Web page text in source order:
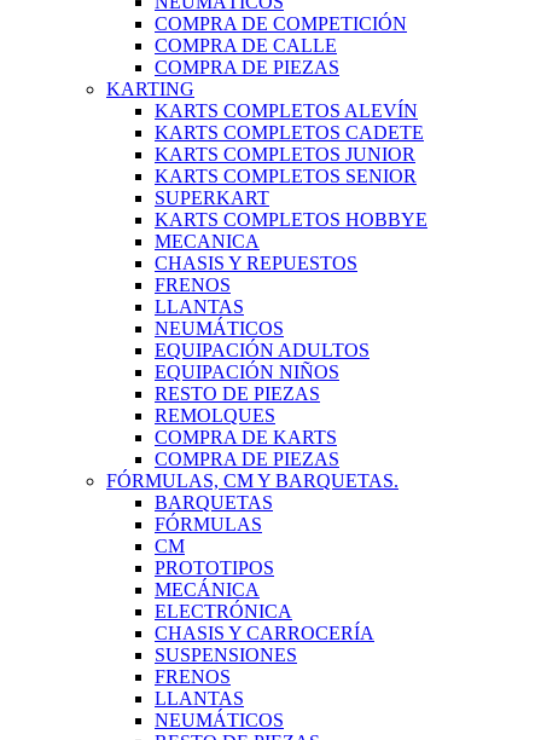
COMPRA DE COMPETICIÓN
COMPRA DE CALLE
COMPRA DE PIEZAS
KARTING
KARTS COMPLETOS ALEVÍN
KARTS COMPLETOS CADETE
KARTS COMPLETOS JUNIOR
KARTS COMPLETOS SENIOR
SUPERKART
KARTS COMPLETOS HOBBYE
MECANICA
CHASIS Y REPUESTOS
FRENOS
LLANTAS
NEUMÁTICOS
EQUIPACIÓN ADULTOS
EQUIPACIÓN NIÑOS
RESTO DE PIEZAS
REMOLQUES
COMPRA DE KARTS
COMPRA DE PIEZAS
FÓRMULAS, CM Y BARQUETAS.
BARQUETAS
FÓRMULAS
CM
PROTOTIPOS
MECÁNICA
ELECTRÓNICA
CHASIS Y CARROCERÍA
SUSPENSIONES
FRENOS
LLANTAS
NEUMÁTICOS